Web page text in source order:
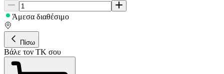
Άμεσα διαθέσιμο
Πίσω
Βάλε τον ΤΚ σου